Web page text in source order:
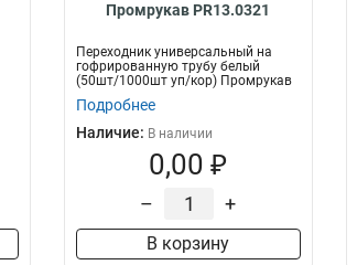
Промрукав PR13.0321
Переходник универсальный на
гофрированную трубу белый
(50шт/1000шт уп/кор) Промрукав
Подробнее
Наличие: В наличии
0,00 ₽
– +
В корзину